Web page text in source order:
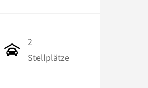
2
Stellplätze